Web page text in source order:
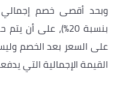
وبحد أقصى خصم
بنسبة 20%)، على
على السعر بعد الخصم
القيمة الإجمالية التي